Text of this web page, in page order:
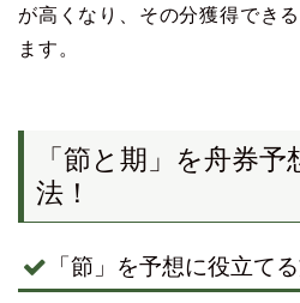
が高くなり、その分獲得でき
ます。
「節と期」を舟券
法！
「節」を予想に役立て